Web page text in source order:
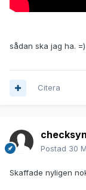
sådan ska jag ha. =)
Citera
checksyn
Postad 30
Skaffade nyligen